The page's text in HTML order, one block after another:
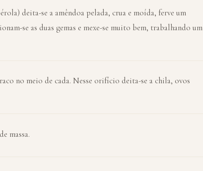
deita-se a amêndoa pelada, crua e moída, ferve um
se as duas gemas e mexe-se muito bem, trabalhando um
no meio de cada. Nesse orifício deita-se a chila, ovos
massa.